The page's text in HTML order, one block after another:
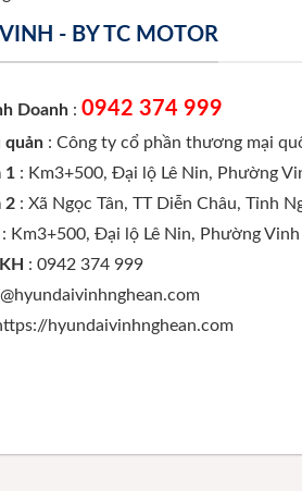
- BY TC MOTOR
Doanh :0942 374 999
quản : Công ty cổ phần thương mại
1 : Km3+500, Đại lộ Lê Nin, Phường
2 : Xã Ngọc Tân, TT Diễn Châu, Tỉnh
: Km3+500, Đại lộ Lê Nin, Phường
: 0942 374 999
hyundaivinhnghean.com